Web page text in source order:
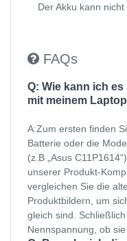
Der Akku kann
FAQs
Q: Wie kann ich
mit meinem
A:Zum ersten finden
Batterie oder die
(z.B „Asus
unserer Produkt-
vergleichen Sie die
Produktbildern, um
gleich sind.
Nennspannung, ob